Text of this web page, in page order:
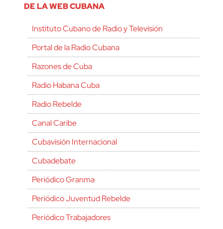
DE LA WEB CUBANA
Instituto Cubano de Radio y Televisión
Portal de la Radio Cubana
Razones de Cuba
Radio Habana Cuba
Radio Rebelde
Canal Caribe
Cubavisión Internacional
Cubadebate
Periódico Granma
Periódico Juventud Rebelde
Periódico Trabajadores